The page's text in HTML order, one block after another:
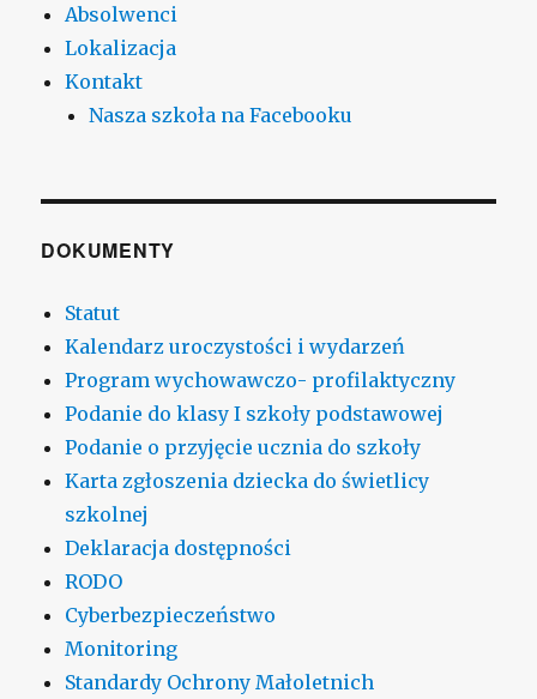
Absolwenci
Lokalizacja
Kontakt
Nasza szkoła na Facebooku
DOKUMENTY
Statut
Kalendarz uroczystości i wydarzeń
Program wychowawczo- profilaktyczny
Podanie do klasy I szkoły podstawowej
Podanie o przyjęcie ucznia do szkoły
Karta zgłoszenia dziecka do świetlicy
szkolnej
Deklaracja dostępności
RODO
Cyberbezpieczeństwo
Monitoring
Standardy Ochrony Małoletnich